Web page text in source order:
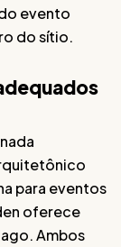
evento
do sítio.
para eventos
oferece
Ambos